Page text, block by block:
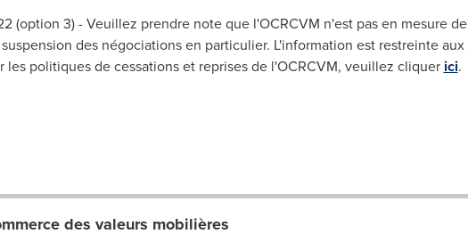
(option 3) - Veuillez prendre note que l'OCRCVM n'est pas en mesure de
des négociations en particulier. L'information est restreinte aux
politiques de cessations et reprises de l'OCRCVM, veuillez cliquer ici.
des valeurs mobilières